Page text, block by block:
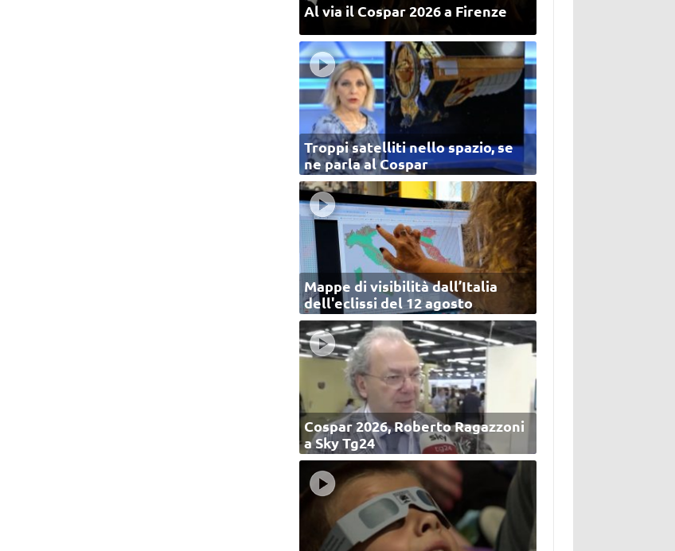
Al via il Cospar 2026 a Firenze
Troppi satelliti nello spazio, se
ne parla al Cospar
Mappe di visibilità dall’Italia
dell'eclissi del 12 agosto
Cospar 2026, Roberto Ragazzoni
a Sky Tg24